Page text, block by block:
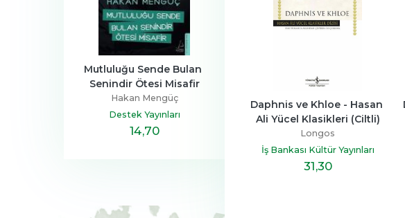
Mutluluğu Sende Bulan
Senindir Ötesi Misafir
Hakan Mengüç
Destek Yayınları
14,70
Zeus Kabadayı
Hayykitap
,10
Daphnis ve Khloe - Hasan
Ali Yücel Klasikleri (Ciltli)
Longos
İş Bankası Kültür Yayınları
31,30